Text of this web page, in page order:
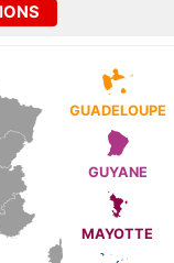
GUADELOUPE
GUYANE
MAYOTTE